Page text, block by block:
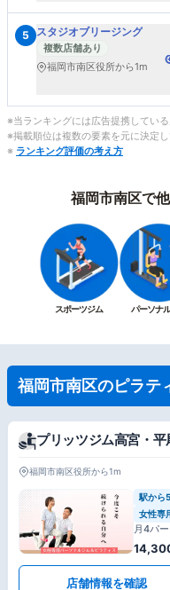
5 スタジオブリージング
複数店舗あり
福岡市南区役所から1m
※当ランキングには広告提携している
※掲載順位は複数の要素を元に決定し
※ ランキング評価の考え方
福岡市南区で
スポーツジム パーソナ
福岡市南区のピラテ
プリッツジム高宮・平
福岡市南区役所から1m
駅から
女性専
月4パ
店舗情報を確認